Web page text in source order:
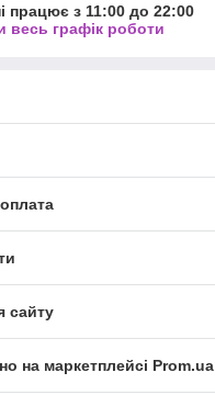
працює з 11:00 до 22:00
весь графік роботи
сайту
на маркетплейсі Prom.ua